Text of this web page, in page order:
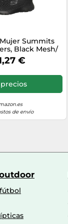
Summits
Black Mesh/
40 EU
€
precios
de envío